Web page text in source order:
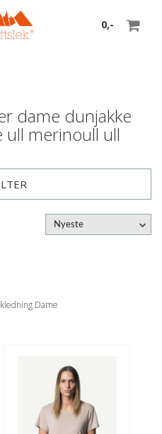
0,-
dame dunjakke
ull merinoull ull
Nyeste
Dame
Nullstill